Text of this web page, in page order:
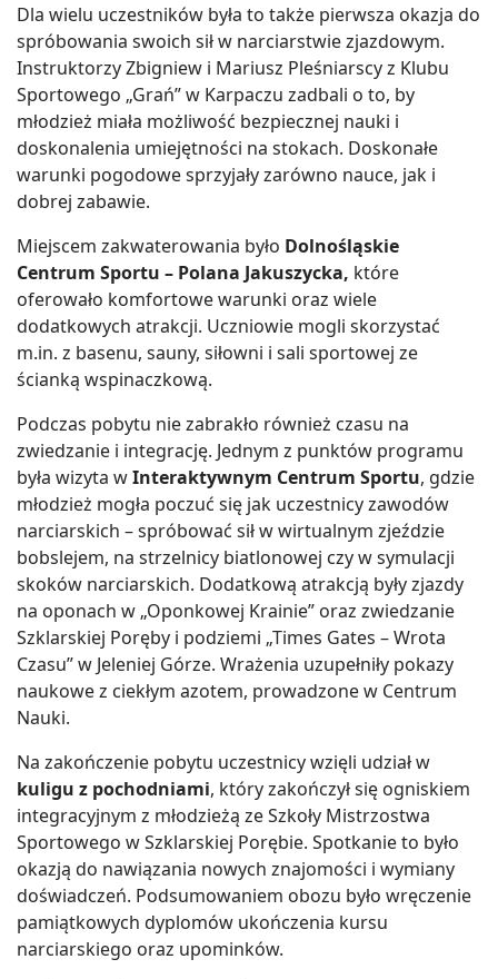
Dla wielu uczestników była to także pierwsza okazja do
spróbowania swoich sił w narciarstwie zjazdowym.
Instruktorzy Zbigniew i Mariusz Pleśniarscy z Klubu
Sportowego „Grań” w Karpaczu zadbali o to, by
młodzież miała możliwość bezpiecznej nauki i
doskonalenia umiejętności na stokach. Doskonałe
warunki pogodowe sprzyjały zarówno nauce, jak i
dobrej zabawie.
Miejscem zakwaterowania było Dolnośląskie
Centrum Sportu – Polana Jakuszycka, które
oferowało komfortowe warunki oraz wiele
dodatkowych atrakcji. Uczniowie mogli skorzystać
m.in. z basenu, sauny, siłowni i sali sportowej ze
ścianką wspinaczkową.
Podczas pobytu nie zabrakło również czasu na
zwiedzanie i integrację. Jednym z punktów programu
była wizyta wInteraktywnym Centrum Sportu, gdzie
młodzież mogła poczuć się jak uczestnicy zawodów
narciarskich – spróbować sił w wirtualnym zjeździe
bobslejem, na strzelnicy biatlonowej czy w symulacji
skoków narciarskich. Dodatkową atrakcją były zjazdy
na oponach w „Oponkowej Krainie” oraz zwiedzanie
Szklarskiej Poręby i podziemi „Times Gates – Wrota
Czasu” w Jeleniej Górze. Wrażenia uzupełniły pokazy
naukowe z ciekłym azotem, prowadzone w Centrum
Nauki.
Na zakończenie pobytu uczestnicy wzięli udział w
kuligu z pochodniami, który zakończył się ogniskiem
integracyjnym z młodzieżą ze Szkoły Mistrzostwa
Sportowego w Szklarskiej Porębie. Spotkanie to było
okazją do nawiązania nowych znajomości i wymiany
doświadczeń. Podsumowaniem obozu było wręczenie
pamiątkowych dyplomów ukończenia kursu
narciarskiego oraz upominków.